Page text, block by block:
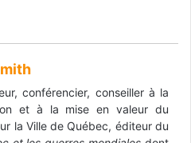
conférencier, conseiller à la
et à la mise en valeur du
la Ville de Québec, éditeur du